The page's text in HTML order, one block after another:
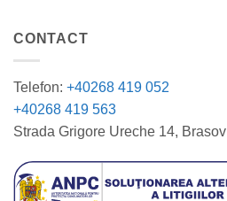
CONTACT
Telefon: +40268 419 052
+40268 419 563
Strada Grigore Ureche 14, Brasov